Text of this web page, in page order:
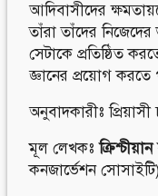
আদিবাসীদের
তাঁরা তাঁদের
সেটাকে প্রতিষ্ঠিত
জ্ঞানের প্রয়োগ করতে
অনুবাদকারীঃ প্রিয়াসী
মূল লেখকঃ
কনজার্ভেশন